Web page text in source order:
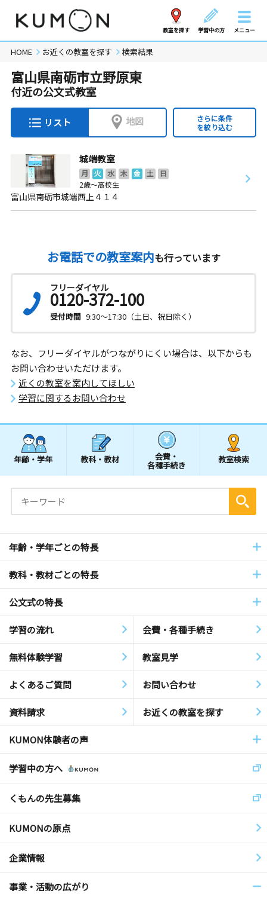
教室を探す 学習中の方 メニュー
HOME お近くの教室を探す 検索結果
富山県南砺市立野原東
付近の公文式教室
リスト 地図
さらに条件
を絞り込む
城端教室
月 火 水 木 金 土
日
2歳～高校生
富山県南砺市城端西上４１４
お電話での教室案内も行っています
フリーダイヤル
0120-372-100
受付時間 9:30～17:30（土日、祝日除く）
なお、フリーダイヤルがつながりにくい場合は、以下からも
お問い合わせいただけます。
近くの教室を案内してほしい
学習に関するお問い合わせ
年齢・学年 教科・教材 会費・
各種手続き
教室検索
年齢・学年ごとの特長
教科・教材ごとの特長
公文式の特長
学習の流れ 会費・各種手続き
無料体験学習 教室見学
よくあるご質問 お問い合わせ
資料請求 お近くの教室を探す
KUMON体験者の声
学習中の方へ
くもんの先生募集
KUMONの原点
企業情報
事業・活動の広がり